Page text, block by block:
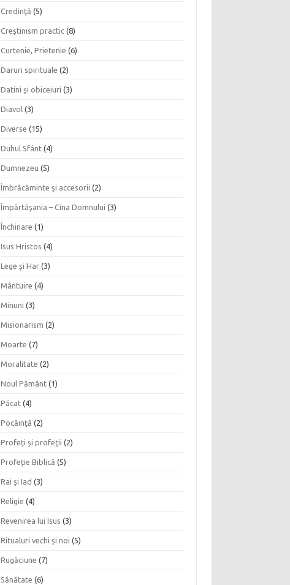
Credinţă (5)
Creştinism practic (8)
Curtenie, Prietenie (6)
Daruri spirituale (2)
Datini şi obiceiuri (3)
Diavol (3)
Diverse (15)
Duhul Sfânt (4)
Dumnezeu (5)
Îmbrăcăminte şi accesorii (2)
Împărtăşania – Cina Domnului (3)
Închinare (1)
Isus Hristos (4)
Lege şi Har (3)
Mântuire (4)
Minuni (3)
Misionarism (2)
Moarte (7)
Moralitate (2)
Noul Pământ (1)
Păcat (4)
Pocăinţă (2)
Profeţi şi profeţii (2)
Profeţie Biblică (5)
Rai şi Iad (3)
Religie (4)
Revenirea lui Isus (3)
Ritualuri vechi şi noi (5)
Rugăciune (7)
Sănătate (6)